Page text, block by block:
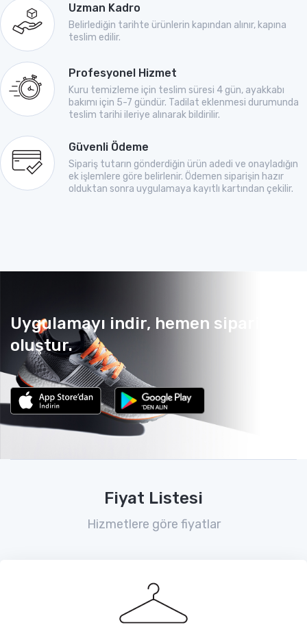
Uzman Kadro
Belirlediğin tarihte ürünlerin kapından alınır, kapına
teslim edilir.
Profesyonel Hizmet
Kuru temizleme için teslim süresi 4 gün, ayakkabı
bakımı için 5-7 gündür. Tadilat eklenmesi durumunda
teslim tarihi ileriye alınarak bildirilir.
Güvenli Ödeme
Sipariş tutarın gönderdiğin ürün adedi ve onayladığın
ek işlemlere göre belirlenir. Ödemen siparişin hazır
olduktan sonra uygulamaya kayıtlı kartından çekilir.
Uygulamayı indir, hemen sipariş
oluştur.
Fiyat Listesi
Hizmetlere göre fiyatlar